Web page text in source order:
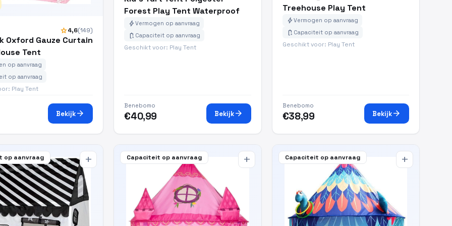
star4,6(149)
Oxford Gauze Curtain
Tent
op aanvraag
op aanvraag
Play Tent
Bekijkarrow_forward
Forest Play Tent Waterproof
boltVermogen op aanvraag
battery_charging_full Capaciteit op aanvraag
Geschikt voor: Play Tent
Benebomo
€40,99 Bekijkarrow_forward
Treehouse Play Tent
boltVermogen op aanvraag
battery_charging_full Capaciteit op aanvraag
Geschikt voor: Play Tent
Benebomo
€38,99 Bekijkarrow_forward
op aanvraag add Capaciteit op aanvraag add Capaciteit op aanvraag add